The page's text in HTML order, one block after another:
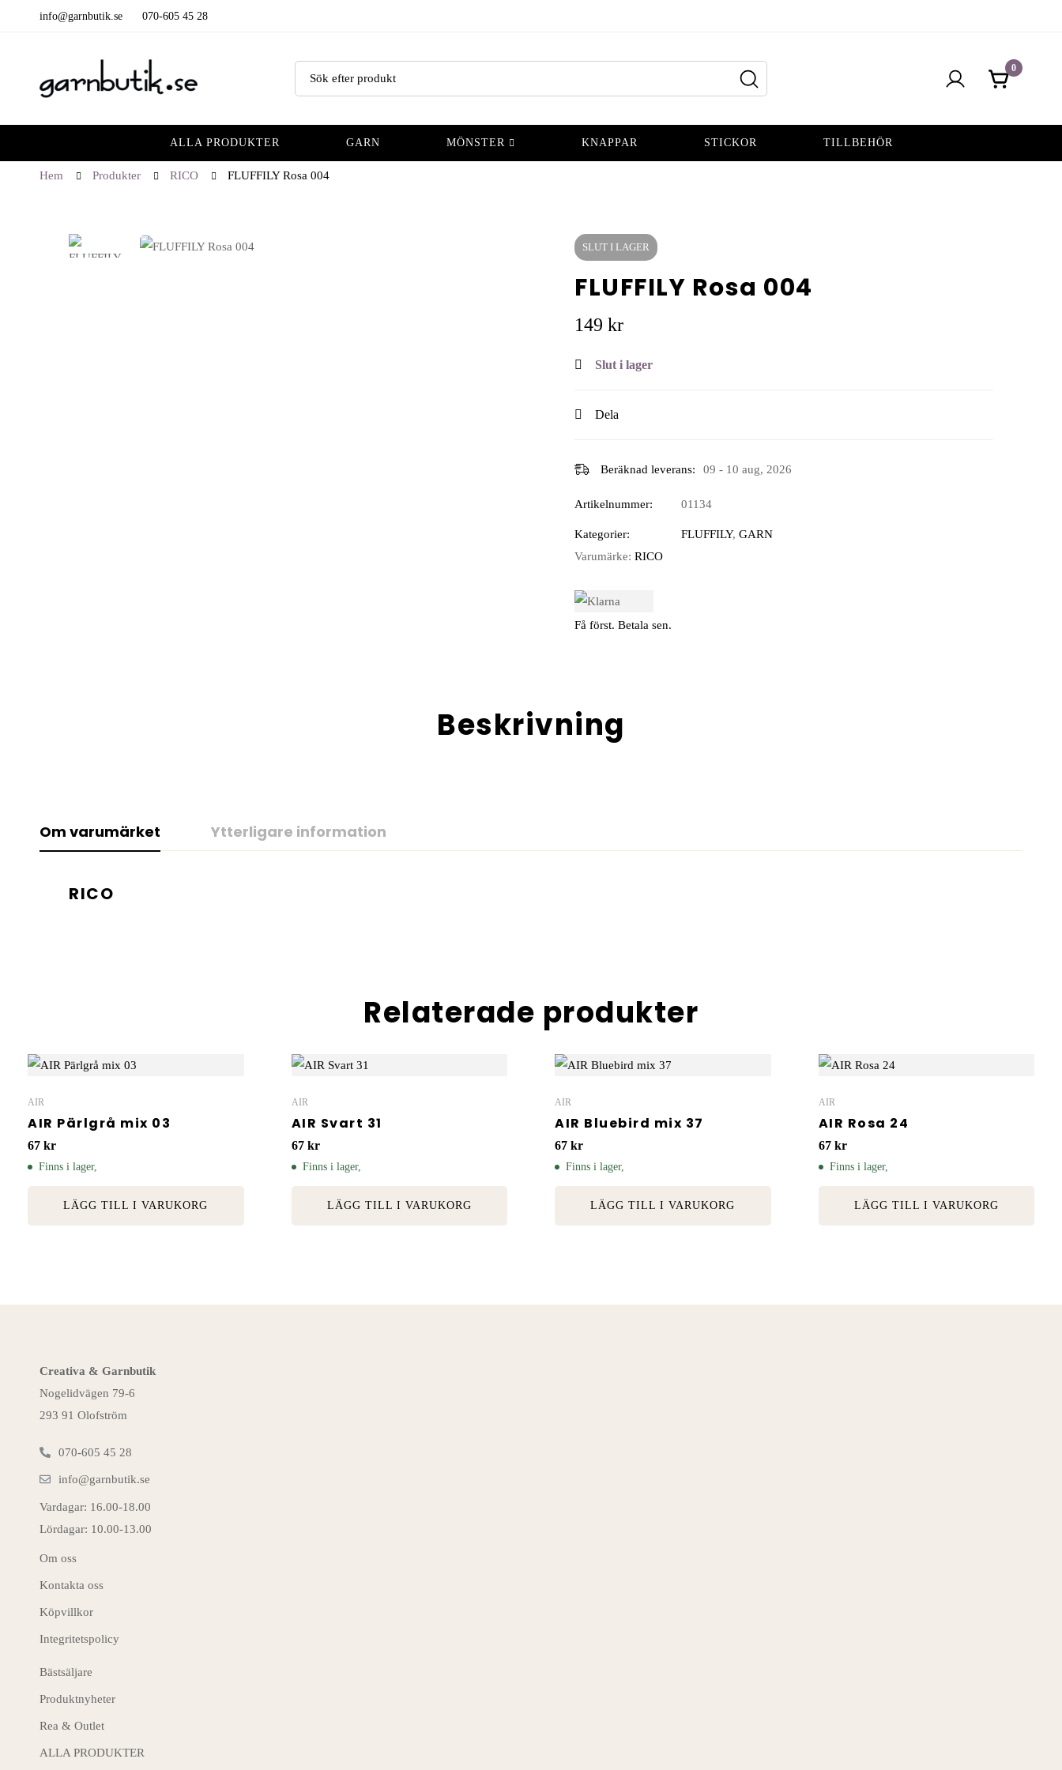
info@garnbutik.se 070-605 45 28
efter:
0
ALLA PRODUKTER GARN MÖNSTER KNAPPAR STICKOR TILLBEHÖR
Hem Produkter RICO FLUFFILY Rosa 004
SLUT I LAGER
FLUFFILY Rosa 004
149 kr
Slut i lager
Dela
Beräknad leverans: 09 - 10 aug, 2026
Artikelnummer: 01134
Kategorier: FLUFFILY, GARN
Varumärke: RICO
Få först. Betala sen.
Beskrivning
Om varumärket Ytterligare information
RICO
Relaterade produkter
AIR
AIR Pärlgrå mix 03
67 kr
Finns i lager,
LÄGG TILL I VARUKORG
AIR
AIR Svart 31
67 kr
Finns i lager,
LÄGG TILL I VARUKORG
AIR
AIR Bluebird mix 37
67 kr
Finns i lager,
LÄGG TILL I VARUKORG
AIR
AIR Rosa 24
67 kr
Finns i lager,
LÄGG TILL I VARUKORG
Creativa & Garnbutik
Nogelidvägen 79-6
293 91 Olofström
070-605 45 28
info@garnbutik.se
Vardagar: 16.00-18.00
Lördagar: 10.00-13.00
Om oss
Kontakta oss
Köpvillkor
Integritetspolicy
Bästsäljare
Produktnyheter
Rea & Outlet
ALLA PRODUKTER